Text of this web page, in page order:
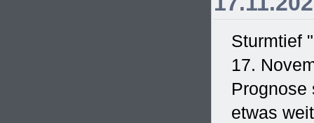
Sturmtief
17.
Prognose
etwas